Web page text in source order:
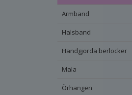
Armband
Halsband
Handgjorda berlocker
Mala
Örhängen